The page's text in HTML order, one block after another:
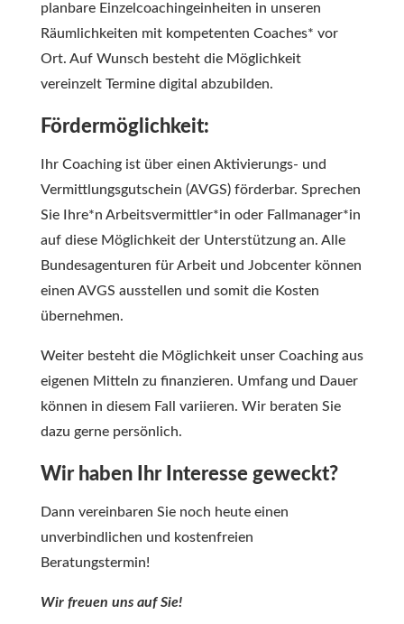
planbare Einzelcoachingeinheiten in unseren
Räumlichkeiten mit kompetenten Coaches* vor
Ort. Auf Wunsch besteht die Möglichkeit
vereinzelt Termine digital abzubilden.
Fördermöglichkeit:
Ihr Coaching ist über einen Aktivierungs- und
Vermittlungsgutschein (AVGS) förderbar. Sprechen
Sie Ihre*n Arbeitsvermittler*in oder Fallmanager*in
auf diese Möglichkeit der Unterstützung an. Alle
Bundesagenturen für Arbeit und Jobcenter können
einen AVGS ausstellen und somit die Kosten
übernehmen.
Weiter besteht die Möglichkeit unser Coaching aus
eigenen Mitteln zu finanzieren. Umfang und Dauer
können in diesem Fall variieren. Wir beraten Sie
dazu gerne persönlich.
Wir haben Ihr Interesse geweckt?
Dann vereinbaren Sie noch heute einen
unverbindlichen und kostenfreien
Beratungstermin!
Wir freuen uns auf Sie!